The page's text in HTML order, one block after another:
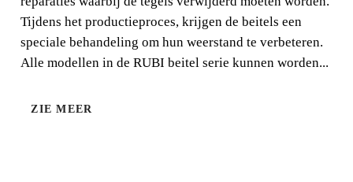
Tijdens het productieproces, krijgen de beitels een
speciale behandeling om hun weerstand te verbeteren.
Alle modellen in de RUBI beitel serie kunnen worden...
ZIE MEER